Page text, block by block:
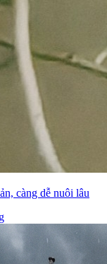
càng dễ nuôi lâu